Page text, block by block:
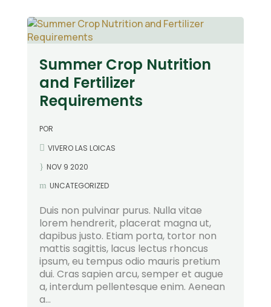
Summer Crop Nutrition
and Fertilizer
Requirements
POR
VIVERO LAS LOICAS
NOV 9 2020
UNCATEGORIZED
Duis non pulvinar purus. Nulla vitae
lorem hendrerit, placerat magna ut,
dapibus justo. Etiam porta, tortor non
mattis sagittis, lacus lectus rhoncus
ipsum, eu tempus odio mauris pretium
dui. Cras sapien arcu, semper et augue
a, interdum pellentesque enim. Aenean
a...